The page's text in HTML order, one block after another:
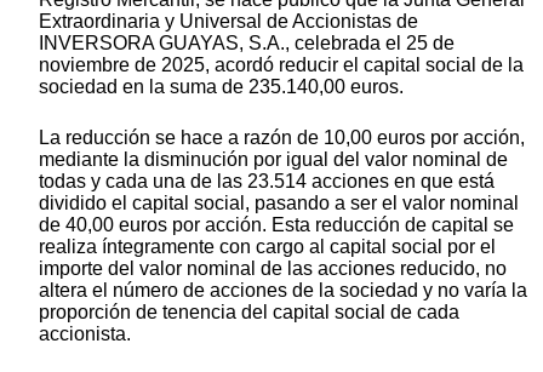
Extraordinaria y Universal de Accionistas de
INVERSORA GUAYAS, S.A., celebrada el 25 de
noviembre de 2025, acordó reducir el capital social de la
sociedad en la suma de 235.140,00 euros.
La reducción se hace a razón de 10,00 euros por acción,
mediante la disminución por igual del valor nominal de
todas y cada una de las 23.514 acciones en que está
dividido el capital social, pasando a ser el valor nominal
de 40,00 euros por acción. Esta reducción de capital se
realiza íntegramente con cargo al capital social por el
importe del valor nominal de las acciones reducido, no
altera el número de acciones de la sociedad y no varía la
proporción de tenencia del capital social de cada
accionista.